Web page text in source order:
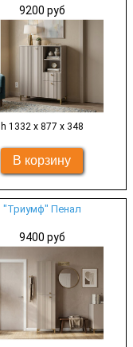
9200 руб
h 1332 х 877 х 348
"Триумф" Пенал
9400 руб